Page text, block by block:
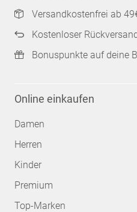
Versandkostenfrei ab
Kostenloser
Bonuspunkte auf deine
Online einkaufen
Damen
Herren
Kinder
Premium
Top-Marken